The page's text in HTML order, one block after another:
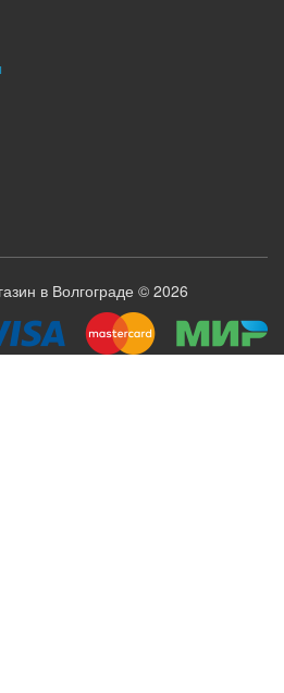
в Волгограде © 2026